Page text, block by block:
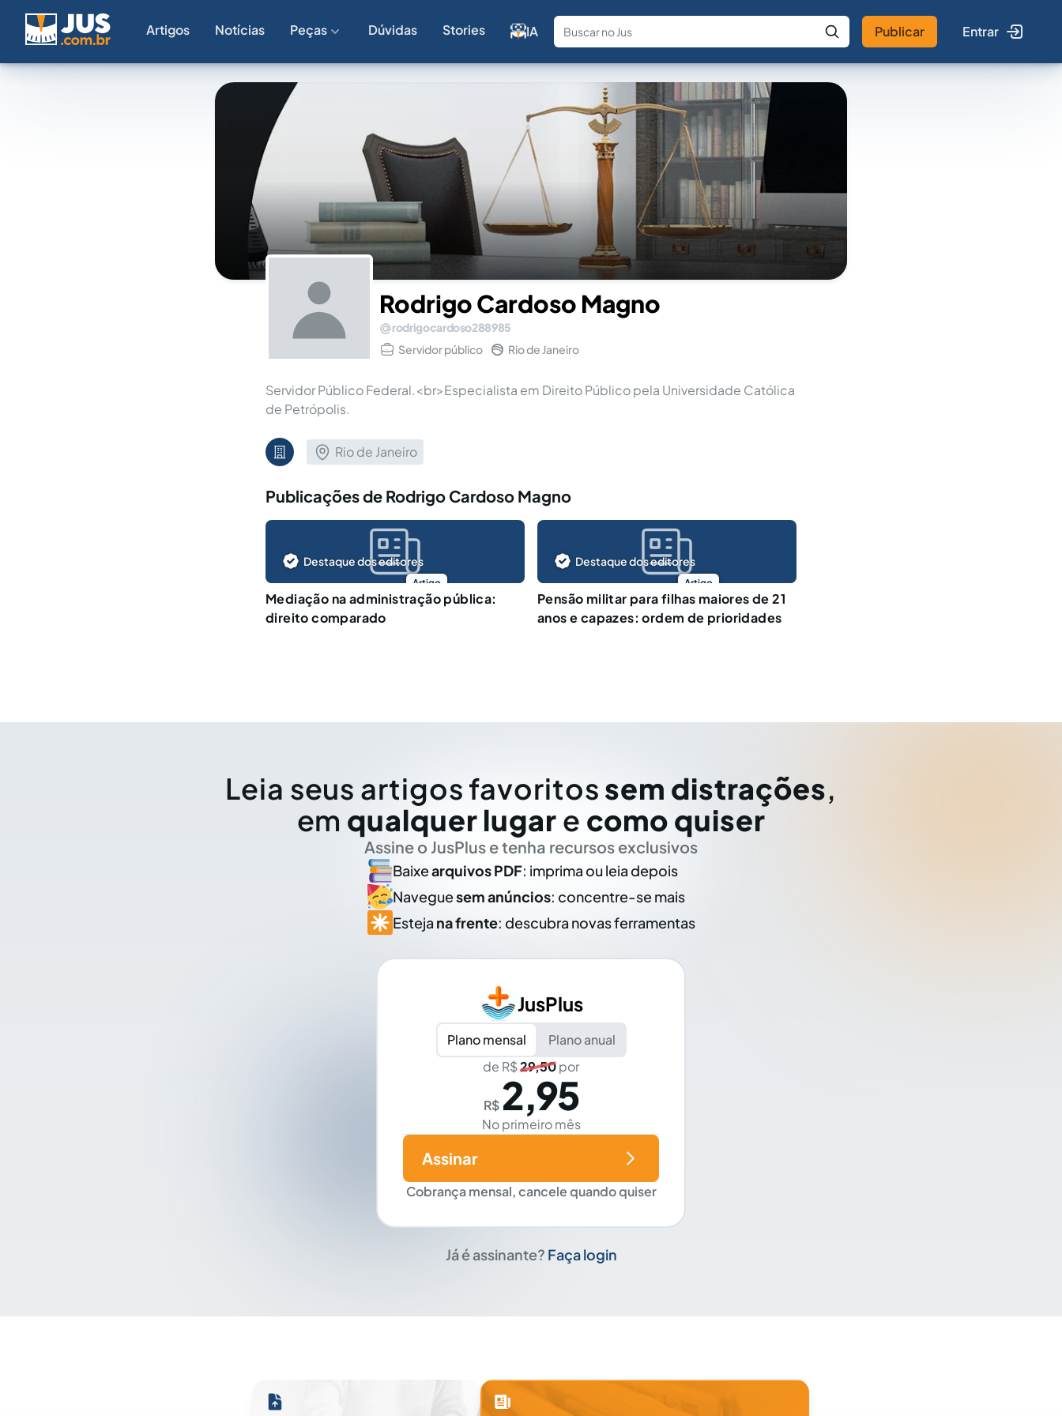
Artigos Notícias Peças Dúvidas Stories IA
Fale com a IA Buscar no Jus
Publicar Entrar
Rodrigo Cardoso Magno
rodrigocardoso288985
Servidor público
Rio de Janeiro
Servidor Público Federal.<br>Especialista em Direito Público pela Universidade Católica
de Petrópolis.
Rio de Janeiro
Publicações de Rodrigo Cardoso Magno
Artigo
Destaque dos editores
Mediação na administração pública:
direito comparado
Artigo
Destaque dos editores
Pensão militar para filhas maiores de 21
anos e capazes: ordem de prioridades
Leia seus artigos favoritos sem distrações,
em qualquer lugar e como quiser
Assine o JusPlus e tenha recursos exclusivos
Baixearquivos PDF: imprima ou leia depois
Naveguesem anúncios: concentre-se mais
Esteja na frente: descubra novas ferramentas
JusPlus
Plano mensal
Plano anual
de R$29,50por
R$ 2,95
No primeiro mês
Cobrança mensal, cancele quando quiser
Assinar
Já é assinante? Faça login